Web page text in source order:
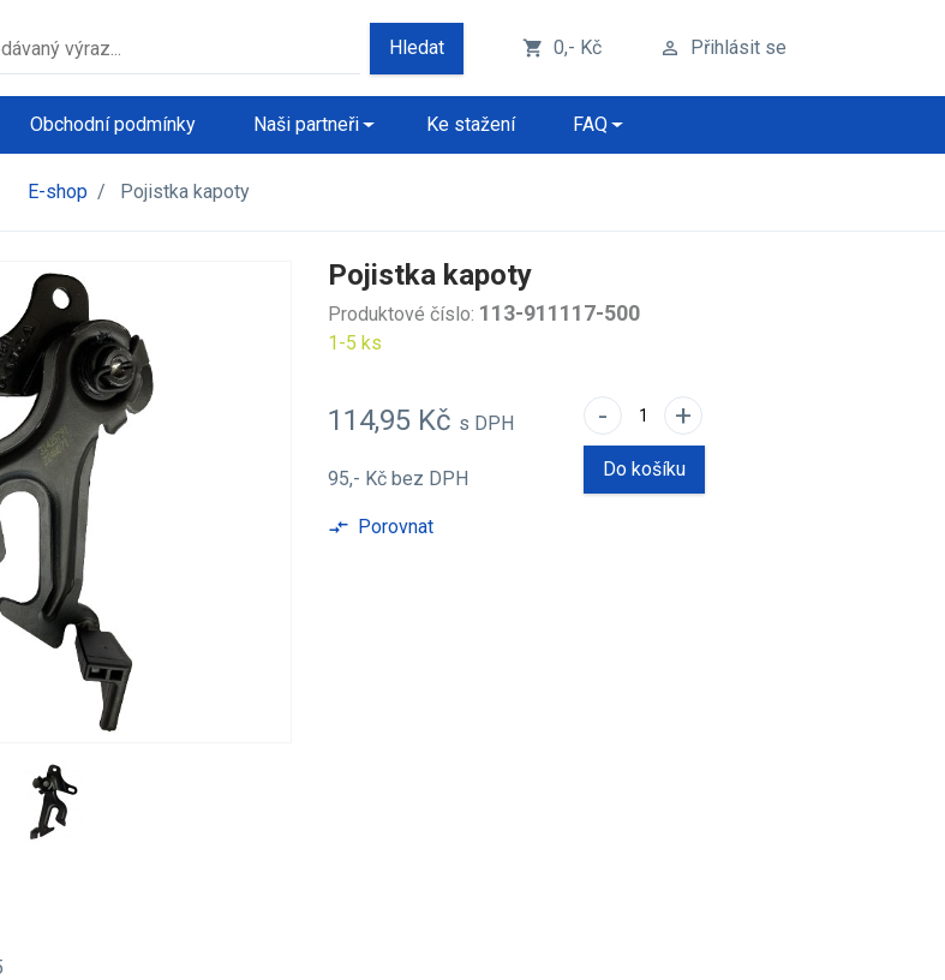
Hledat shopping_cart 0,- Kč perm_identity Přihlásit se
Obchodní podmínky Naši partneři Ke stažení FAQ
E-shop / Pojistka kapoty
Pojistka kapoty
Produktové číslo: 113-911117-500
1-5 ks
114,95 Kč s DPH
95,- Kč bez DPH
- +
Do košíku
compare_arrows Porovnat